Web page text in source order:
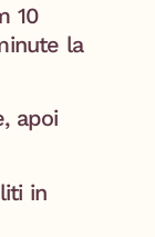
10
la
apoi
in